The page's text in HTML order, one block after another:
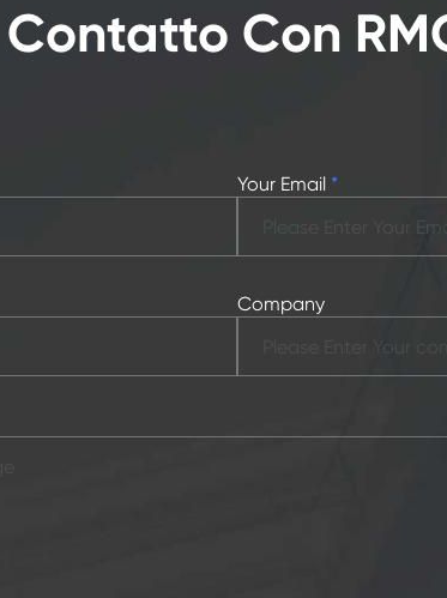
Con
Your Email *
Company